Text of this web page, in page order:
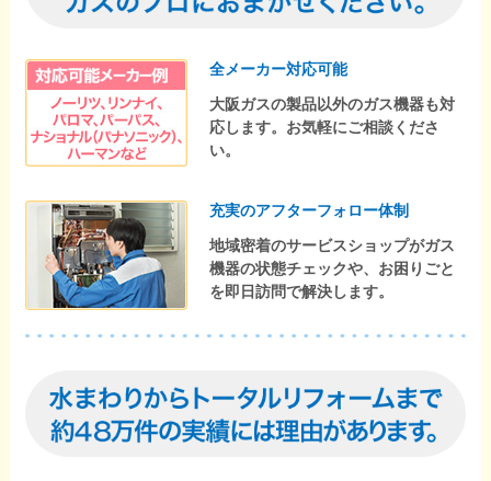
全メーカー対応可能
大阪ガスの製品以外のガス機器も対
応します。お気軽にご相談くださ
い。
充実のアフターフォロー体制
地域密着のサービスショップがガス
機器の状態チェックや、お困りごと
を即日訪問で解決します。